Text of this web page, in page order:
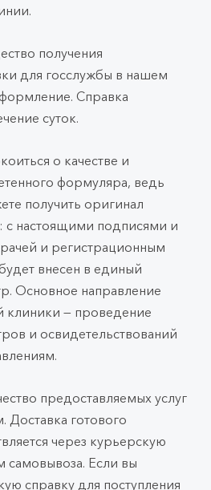
получения
для госслужбы в нашем
Справка
суток.
о качестве и
формуляра, ведь
получить оригинал
настоящими подписями и
и регистрационным
внесен в единый
Основное направление
клиники — проведение
и освидетельствований
предоставляемых услуг
Доставка готового
через курьерскую
самовывоза. Если вы
справку для поступления